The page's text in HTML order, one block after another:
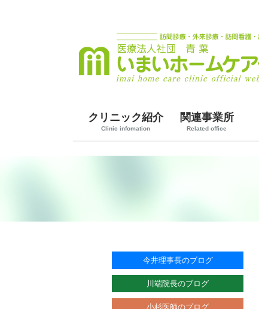
クリニック紹介
Clinic infomation
関連事業所
Related office
今井理事長のブログ
川端院長のブログ
小杉医師のブログ